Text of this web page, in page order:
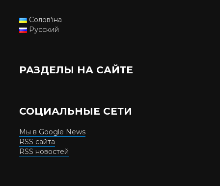
Солов'їна
Русский
РАЗДЕЛЫ НА САЙТЕ
СОЦИАЛЬНЫЕ СЕТИ
Мы в Google News
RSS сайта
RSS новостей